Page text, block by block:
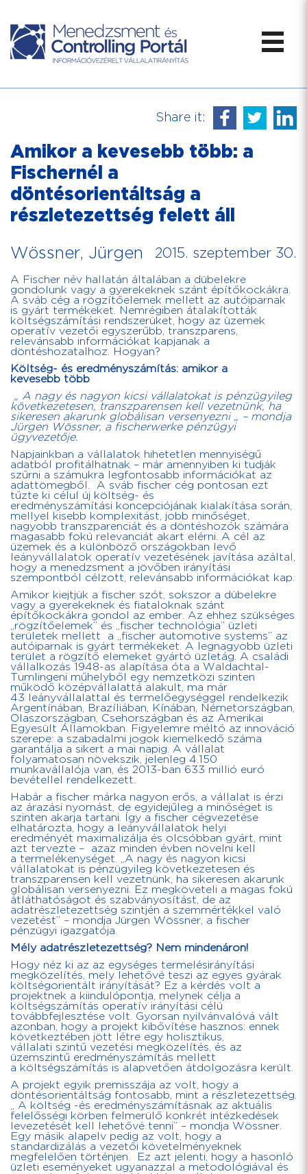
Share it:
Amikor a kevesebb több: a
Fischernél a
döntésorientáltság a
részletezettség felett áll
Wössner, Jürgen 2015. szeptember 30.
A Fischer név hallatán általában a dübelekre
gondolunk vagy a gyerekeknek szánt építőkockákra.
A sváb cég a rögzítőelemek mellett az autóiparnak
is gyárt termékeket. Nemrégiben átalakították
költségszámítási rendszerüket, hogy az üzemek
operatív vezetői egyszerűbb, transzparens,
relevánsabb információkat kapjanak a
döntéshozatalhoz. Hogyan?
Költség- és eredményszámítás: amikor a
kevesebb több
„ A nagy és nagyon kicsi vállalatokat is pénzügyileg
következetesen, transzparensen kell vezetnünk, ha
sikeresen akarunk globálisan versenyezni „ – mondja
Jürgen Wössner, a fischerwerke pénzügyi
ügyvezetője.
Napjainkban a vállalatok hihetetlen mennyiségű
adatból profitálhatnak – már amennyiben ki tudják
szűrni a számukra legfontosabb információkat az
adattömegből. A sváb fischer cég pontosan ezt
tűzte ki célul új költség- és
eredményszámítási koncepciójának kialakítása során,
mellyel kisebb komplexitást, jobb minőséget,
nagyobb transzparenciát és a döntéshozók számára
magasabb fokú relevanciát akart elérni. A cél az
üzemek és a különböző országokban levő
leányvállalatok operatív vezetésének javítása azáltal,
hogy a menedzsment a jövőben irányítási
szempontból célzott, relevánsabb információkat kap.
Amikor kiejtjük a fischer szót, sokszor a dübelekre
vagy a gyerekeknek és fiataloknak szánt
építőkockákra gondol az ember. Az ehhez szükséges
„rögzítőelemek” és „fischer technológia” üzleti
területek mellett a „fischer automotive systems” az
autóiparnak is gyárt termékeket. A legnagyobb üzleti
terület a rögzítő elemeket gyártó üzletág. A családi
vállalkozás 1948-as alapítása óta a Waldachtal-
Tumlingeni műhelyből egy nemzetközi szinten
működő középvállalattá alakult, ma már
43 leányvállalattal és termelőegységgel rendelkezik
Argentínában, Brazíliában, Kínában, Németországban,
Olaszországban, Csehországban és az Amerikai
Egyesült Államokban. Figyelemre méltó az innováció
szerepe: a szabadalmi jogok kiemelkedő száma
garantálja a sikert a mai napig. A vállalat
folyamatosan növekszik, jelenleg 4.150
munkavállalója van, és 2013-ban 633 millió euró
bevétellel rendelkezett.
Habár a fischer márka nagyon erős, a vállalat is érzi
az árazási nyomást, de egyidejűleg a minőséget is
szinten akarja tartani. Így a fischer cégvezetése
elhatározta, hogy a leányvállalatok helyi
eredményét maximalizálja és olcsóbban gyárt, mint
azt tervezte – azaz minden évben növelni kell
a termelékenységet. „A nagy és nagyon kicsi
vállalatokat is pénzügyileg következetesen és
transzparensen kell vezetnünk, ha sikeresen akarunk
globálisan versenyezni. Ez megköveteli a magas fokú
átláthatóságot és szabványosítást, de az
adatrészletezettség szintjén a szemmértékkel való
vezetést” – mondja Jürgen Wössner, a fischer
pénzügyi igazgatója.
Mély adatrészletezettség? Nem mindenáron!
Hogy néz ki az az egységes termelésirányítási
megközelítés, mely lehetővé teszi az egyes gyárak
költségorientált irányítását? Ez a kérdés volt a
projektnek a kiindulópontja, melynek célja a
költségszámítás operatív irányítási célú
továbbfejlesztése volt. Gyorsan nyilvánvalóvá vált
azonban, hogy a projekt kibővítése hasznos: ennek
következtében jött létre egy holisztikus,
vállalati szintű vezetési megközelítés, és az
üzemszintű eredményszámítás mellett
a költségszámítás is alapvetően átdolgozásra került.
A projekt egyik premisszája az volt, hogy a
döntésorientáltság fontosabb, mint a részletezettség.
„ A költség -és eredményszámításnak az aktuális
felelősségi körben felmerülő konkrét intézkedések
levezetését kell lehetővé tenni” – mondja Wössner.
Egy másik alapelv pedig az volt, hogy a
standardizálás a vezetői követelményeknek
megfelelően történjen. Ez azt jelenti, hogy a hasonló
üzleti eseményeket ugyanazzal a metodológiával és